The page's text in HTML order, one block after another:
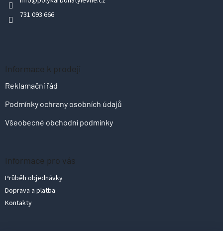
731 093 666
Informace k prodeji
Reklamační řád
Podmínky ochrany osobních údajů
Všeobecné obchodní podmínky
Informace pro vás
Průběh objednávky
Doprava a platba
Kontakty